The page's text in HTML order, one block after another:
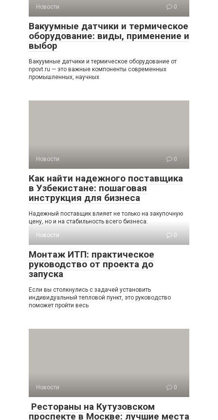
Новости 0
Вакуумные датчики и термическое
оборудование: виды, применение и
выбор
Вакуумные датчики и термическое оборудование от
npovt.ru — это важные компоненты современных
промышленных, научных
Новости 0
Как найти надежного поставщика
в Узбекистане: пошаговая
инструкция для бизнеса
Надежный поставщик влияет не только на закупочную
цену, но и на стабильность всего бизнеса.
Новости
0
Монтаж ИТП: практическое
руководство от проекта до
запуска
Если вы столкнулись с задачей установить
индивидуальный тепловой пункт, это руководство
поможет пройти весь
Новости 0
Рестораны на Кутузовском
проспекте в Москве: лучшие места